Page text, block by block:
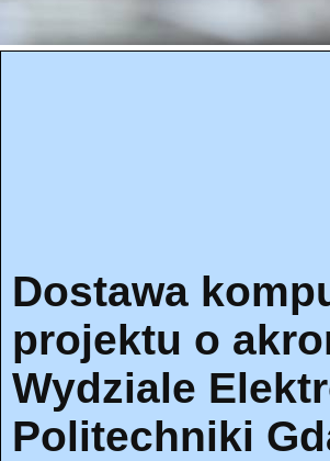
Dostawa
projektu o
Wydziale
Politechniki